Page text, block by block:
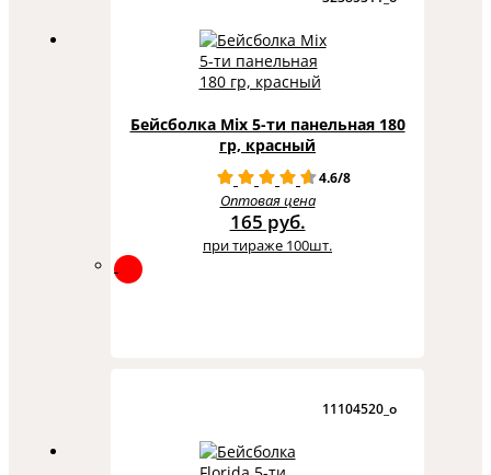
Бейсболка Mix 5-ти панельная 180
гр, красный
4.6/8
Оптовая цена
165 руб.
при тираже 100шт.
11104520_o